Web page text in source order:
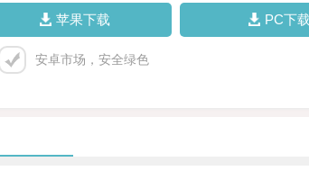
苹果下载 PC下载
安卓市场，安全绿色